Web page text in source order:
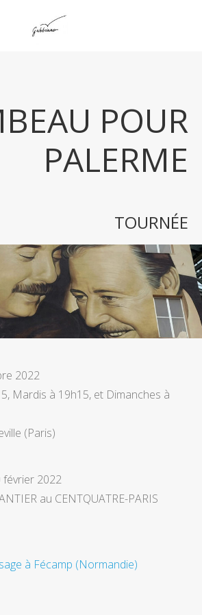
POUR
PALERME
TOURNÉE
2022
Mardis à 19h15, et Dimanches à
(Paris)
février 2022
au CENTQUATRE-PARIS
à Fécamp (Normandie)